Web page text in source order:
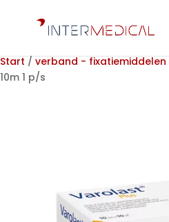
Start / verband - fixatiemiddelen
10m 1 p/s